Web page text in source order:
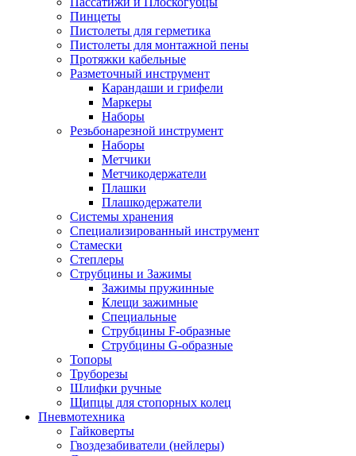
Пинцеты
Пистолеты для герметика
Пистолеты для монтажной пены
Протяжки кабельные
Разметочный инструмент
Карандаши и грифели
Маркеры
Наборы
Резьбонарезной инструмент
Наборы
Метчики
Метчикодержатели
Плашки
Плашкодержатели
Системы хранения
Специализированный инструмент
Стамески
Степлеры
Струбцины и Зажимы
Зажимы пружинные
Клещи зажимные
Специальные
Струбцины F-образные
Струбцины G-образные
Топоры
Труборезы
Шлифки ручные
Щипцы для стопорных колец
Пневмотехника
Гайковерты
Гвоздезабиватели (нейлеры)